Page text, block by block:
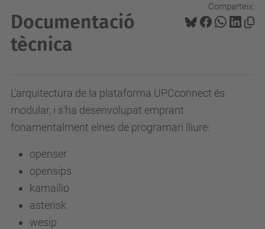
Comparteix:
Documentació
tècnica
L'arquitectura de la plataforma UPCconnect és
modular, i s'ha desenvolupat emprant
fonamentalment eines de programari lliure:
openser
opensips
kamailio
asterisk
wesip